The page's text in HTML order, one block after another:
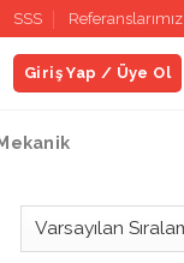
SSS Referanslarımız
Giriş Yap / Üye Ol